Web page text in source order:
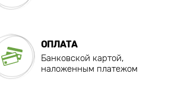
ОПЛАТА
Банковской картой,
наложенным платежом